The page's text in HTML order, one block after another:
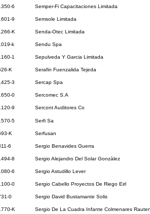
6 Semper-Fi Capacitaciones Limitada
9 Semsole Limitada
K Senda-Otec Limitada
k Sendu Spa
1 Sepulveda Y Garcia Limitada
K Serafin Fuenzalida Tejeda
3 Sercap Spa
0 Sercomec S.A
9 Sercont Auditores Co
5 Serfi Sa
K Serfusan
6 Sergio Benavides Guerra
8 Sergio Alejandro Del Solar Gonzàlez
6 Sergio Astudillo Lever
0 Sergio Cabello Proyectos De Riego Eirl
0 Sergio David Bustamante Solis
K Sergio De La Cuadra Infante Colmenares